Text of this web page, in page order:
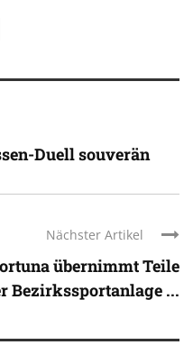
Duell souverän
Nächster Artikel
übernimmt Teile
Bezirkssportanlage ...